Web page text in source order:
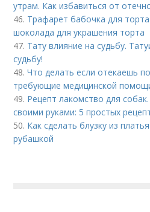
утрам. Как избавиться от
46. Трафарет бабочка для
шоколада для украшения торта
47. Тату влияние на судьбу.
судьбу!
48.Что делать если отекаешь
требующие медицинской
49. Рецепт лакомство для
своими руками: 5 простых
50. Как сделать блузку из
рубашкой